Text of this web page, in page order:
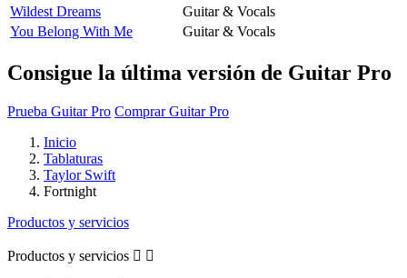
Wildest Dreams
Guitar & Vocals
You Belong With Me
Guitar & Vocals
Consigue la última versión de Guitar Pro
Prueba Guitar Pro Comprar Guitar Pro
Inicio
Tablaturas
Taylor Swift
Fortnight
Productos y servicios
Productos y servicios  